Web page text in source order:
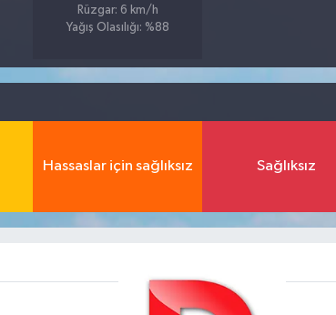
Rüzgar: 6 km/h
Yağış Olasılığı: %88
Hassaslar için sağlıksız Sağlıksız